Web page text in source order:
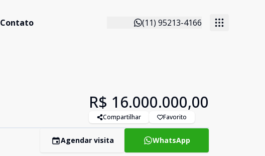
Contato (11) 95213-4166
R$ 16.000.000,00
Compartilhar Favorito
Agendar visita WhatsApp